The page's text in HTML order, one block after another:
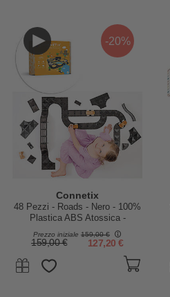
-20%
Connetix
48 Pezzi - Roads - Nero - 100%
Plastica ABS Atossica -
Apprendimento STEM!
Prezzo iniziale 159,00 €
159,00 € 127,20 €